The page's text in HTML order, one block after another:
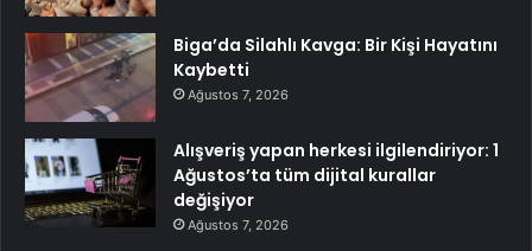
Biga’da Silahlı Kavga: Bir Kişi Hayatını
Kaybetti
Ağustos 7, 2026
Alışveriş yapan herkesi ilgilendiriyor: 1
Ağustos’ta tüm dijital kurallar
değişiyor
Ağustos 7, 2026